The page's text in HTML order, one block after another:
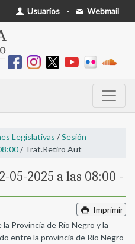
Usuarios - Webmail
Legislativas /Sesión
/ Trat.Retiro Aut
05-2025 a las 08:00 -
Imprimir
Provincia de Río Negro y la
entre la provincia de Río Negro